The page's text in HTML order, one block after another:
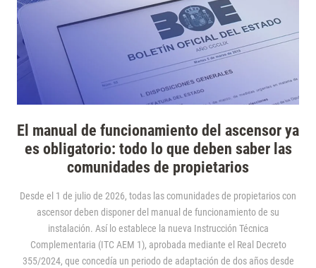
El manual de funcionamiento del ascensor ya
es obligatorio: todo lo que deben saber las
comunidades de propietarios
Desde el 1 de julio de 2026, todas las comunidades de propietarios con
ascensor deben disponer del manual de funcionamiento de su
instalación. Así lo establece la nueva Instrucción Técnica
Complementaria (ITC AEM 1), aprobada mediante el Real Decreto
355/2024, que concedía un periodo de adaptación de dos años desde